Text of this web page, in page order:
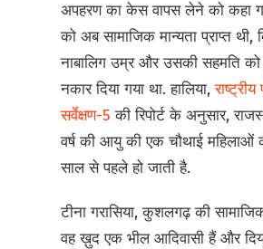
अपहरण का केस वापस लेने को कहा
को अब सामाजिक मान्यता प्राप्त थी,
नाबालिग उम्र और उसकी सहमति को
नकार दिया गया था. हालिया,राष्ट्रीय
सर्वेक्षण-5की रिपोर्ट के अनुसार,
वर्ष की आयु की एक चौथाई महिलाओं
साल से पहले हो जाती है.
टीना गरासिया, कुशलगढ़ की
वह ख़ुद एक भील आदिवासी हैं और